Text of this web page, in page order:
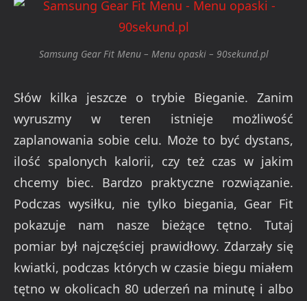
Samsung Gear Fit Menu – Menu opaski – 90sekund.pl
Słów kilka jeszcze o trybie Bieganie. Zanim
wyruszmy w teren istnieje możliwość
zaplanowania sobie celu. Może to być dystans,
ilość spalonych kalorii, czy też czas w jakim
chcemy biec. Bardzo praktyczne rozwiązanie.
Podczas wysiłku, nie tylko biegania, Gear Fit
pokazuje nam nasze bieżące tętno. Tutaj
pomiar był najczęściej prawidłowy. Zdarzały się
kwiatki, podczas których w czasie biegu miałem
tętno w okolicach 80 uderzeń na minutę i albo